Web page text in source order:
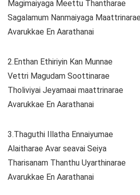
Magimaiyaga Meettu Thantharae
Sagalamum Nanmaiyaga Maattrinarae
Avarukkae En Aarathanai
2.Enthan Ethiriyin Kan Munnae
Vettri Magudam Soottinarae
Tholiviyai Jeyamaai maattrinarae
Avarukkae En Aarathanai
3.Thaguthi Illatha Ennaiyumae
Alaitharae Avar seavai Seiya
Tharisanam Thanthu Uyarthinarae
Avarukkae En Aarathanai